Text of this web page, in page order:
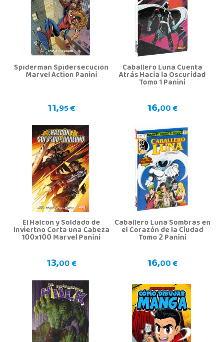
Spiderman Spidersecución
Marvel Action Panini
11,95 €
Caballero Luna Cuenta
Atrás Hacia la Oscuridad
Tomo 1 Panini
16,00 €
El Halcón y Soldado de
Inviertno Corta una Cabeza
100x100 Marvel Panini
13,00 €
Caballero Luna Sombras en
el Corazón de la Ciudad
Tomo 2 Panini
16,00 €